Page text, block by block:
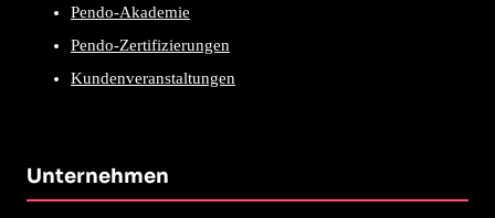
Pendo-Akademie
Pendo-Zertifizierungen
Kundenveranstaltungen
Unternehmen